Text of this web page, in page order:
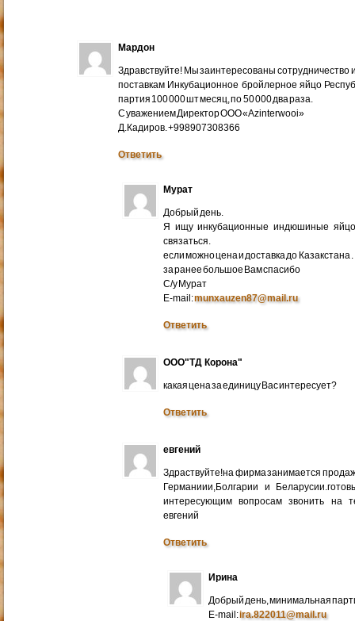
Мардон
Здравствуйте! Мы заинтересованы сотрудничество
поставкам Инкубационное бройлерное яйцо
партия 100 000 шт месяц, по 50 000 два раза.
С уважением Директор ООО «Azinterwooi»
Д.Кадиров. +998907308366
Ответить
Мурат
Добрый день.
Я ищу инкубационные индюшиные
связаться.
если можно цена и доставка до Казакстана .
за ранее большое Вам спасибо
С/у Мурат
E-mail:munxauzen87@mail.ru
Ответить
ООО"ТД Корона"
какая цена за единицу Вас интересует?
Ответить
евгений
Здраствуйте!на фирма занимается
Германиии,Болгарии и
интересующим вопросам звонить на
евгений
Ответить
Ирина
Добрый день, минимальная
E-mail:ira.822011@mail.ru